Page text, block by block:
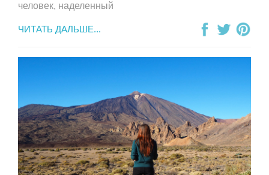
человек, наделенный
ЧИТАТЬ ДАЛЬШЕ...